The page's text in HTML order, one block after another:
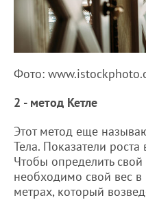
Фото:
2 - метод Кетле
Этот метод еще
Тела. Показатели
Чтобы определить
необходимо свой вес в
метрах, который